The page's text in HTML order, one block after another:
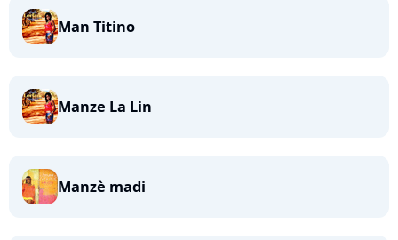
Man Titino
Manze La Lin
Manzè madi